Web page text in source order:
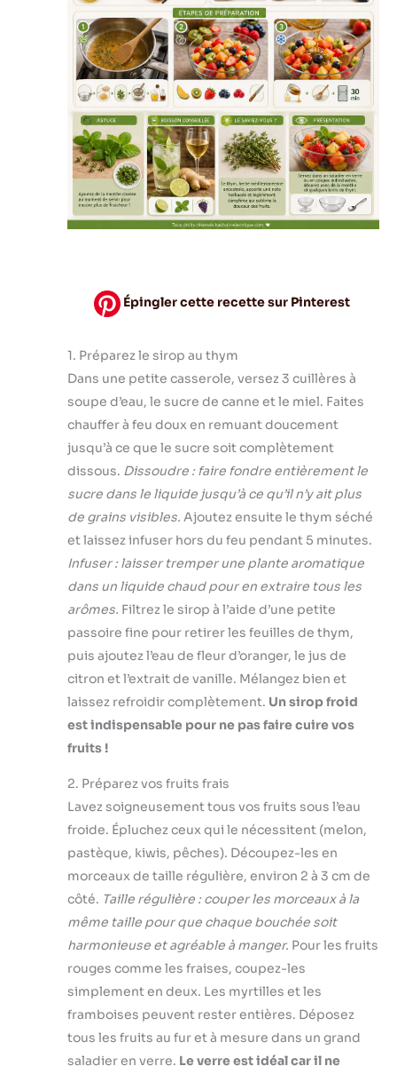
Épingler cette recette sur Pinterest
1. Préparez le sirop au thym
Dans une petite casserole, versez 3 cuillères à
soupe d’eau, le sucre de canne et le miel. Faites
chauffer à feu doux en remuant doucement
jusqu’à ce que le sucre soit complètement
dissous. Dissoudre : faire fondre entièrement le
sucre dans le liquide jusqu’à ce qu’il n’y ait plus
de grains visibles. Ajoutez ensuite le thym séché
et laissez infuser hors du feu pendant 5 minutes.
Infuser : laisser tremper une plante aromatique
dans un liquide chaud pour en extraire tous les
arômes. Filtrez le sirop à l’aide d’une petite
passoire fine pour retirer les feuilles de thym,
puis ajoutez l’eau de fleur d’oranger, le jus de
citron et l’extrait de vanille. Mélangez bien et
laissez refroidir complètement. Un sirop froid
est indispensable pour ne pas faire cuire vos
fruits !
2. Préparez vos fruits frais
Lavez soigneusement tous vos fruits sous l’eau
froide. Épluchez ceux qui le nécessitent (melon,
pastèque, kiwis, pêches). Découpez-les en
morceaux de taille régulière, environ 2 à 3 cm de
côté. Taille régulière : couper les morceaux à la
même taille pour que chaque bouchée soit
harmonieuse et agréable à manger. Pour les fruits
rouges comme les fraises, coupez-les
simplement en deux. Les myrtilles et les
framboises peuvent rester entières. Déposez
tous les fruits au fur et à mesure dans un grand
saladier en verre. Le verre est idéal car il ne